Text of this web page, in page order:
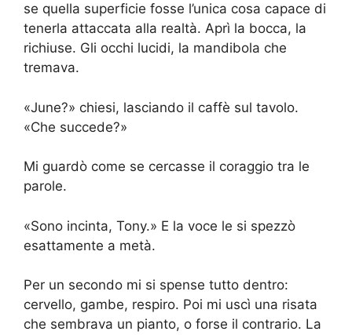
se quella superficie fosse l’unica cosa capace di
tenerla attaccata alla realtà. Aprì la bocca, la
richiuse. Gli occhi lucidi, la mandibola che
tremava.
«June?» chiesi, lasciando il caffè sul tavolo.
«Che succede?»
Mi guardò come se cercasse il coraggio tra le
parole.
«Sono incinta, Tony.» E la voce le si spezzò
esattamente a metà.
Per un secondo mi si spense tutto dentro:
cervello, gambe, respiro. Poi mi uscì una risata
che sembrava un pianto, o forse il contrario. La